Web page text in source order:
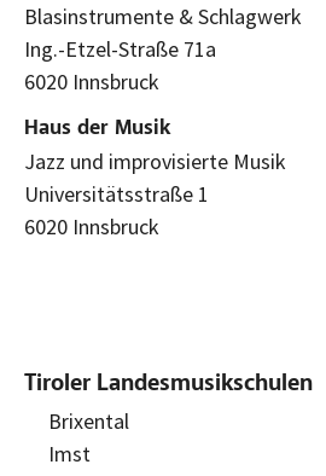
Blasinstrumente & Schlagwerk
Ing.-Etzel-Straße 71a
6020 Innsbruck
Haus der Musik
Jazz und improvisierte Musik
Universitätsstraße 1
6020 Innsbruck
Tiroler Landesmusikschulen
Brixental
Imst